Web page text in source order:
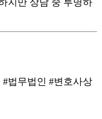
지만 상담 중 투명하
법무법인 #변호사상